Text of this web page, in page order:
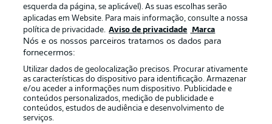
Contato Jogadores
esquerda da página, se aplicável). As suas escolhas serão
aplicadas em Website. Para mais informação, consulte a nossa
política de privacidade. Aviso de privacidade Marca
Nós e os nossos parceiros tratamos os dados para
fornecermos:
Utilizar dados de geolocalização precisos. Procurar ativamente
as características do dispositivo para identificação. Armazenar
e/ou aceder a informações num dispositivo. Publicidade e
conteúdos personalizados, medição de publicidade e
conteúdos, estudos de audiência e desenvolvimento de
serviços.